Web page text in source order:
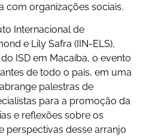
com organizações sociais.
Internacional de
e Lily Safra (IIN-ELS),
ISD em Macaíba, o evento
de todo o país, em uma
palestras de
para a promoção da
e reflexões sobre os
perspectivas desse arranjo